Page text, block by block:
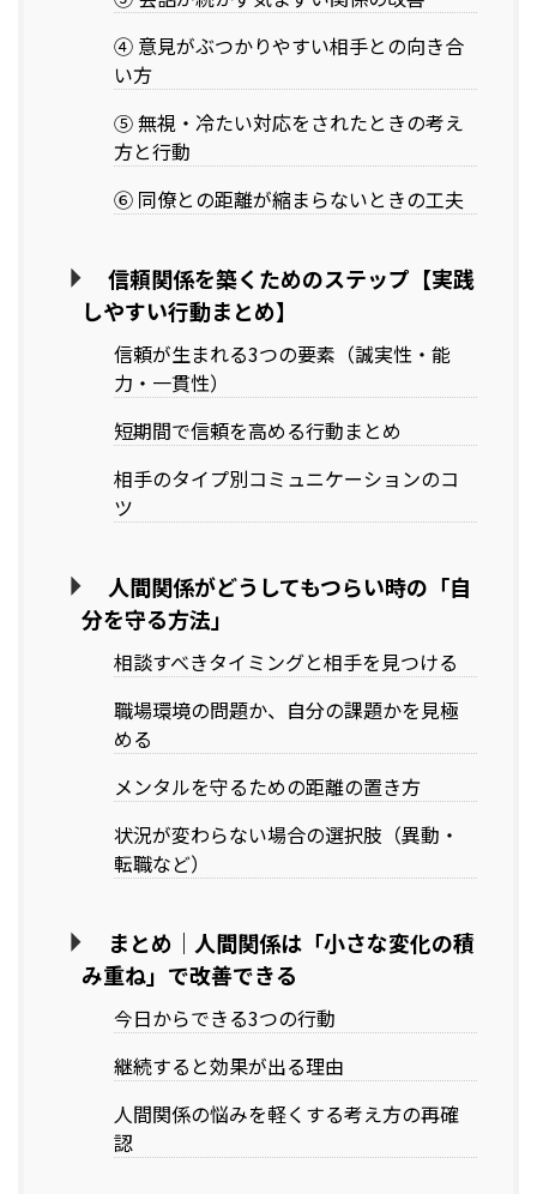
④ 意見がぶつかりやすい相手との向き合
い方
⑤ 無視・冷たい対応をされたときの考え
方と行動
⑥ 同僚との距離が縮まらないときの工夫
信頼関係を築くためのステップ【実践
しやすい行動まとめ】
信頼が生まれる3つの要素（誠実性・能
力・一貫性）
短期間で信頼を高める行動まとめ
相手のタイプ別コミュニケーションのコ
ツ
人間関係がどうしてもつらい時の「自
分を守る方法」
相談すべきタイミングと相手を見つける
職場環境の問題か、自分の課題かを見極
める
メンタルを守るための距離の置き方
状況が変わらない場合の選択肢（異動・
転職など）
まとめ｜人間関係は「小さな変化の積
み重ね」で改善できる
今日からできる3つの行動
継続すると効果が出る理由
人間関係の悩みを軽くする考え方の再確
認